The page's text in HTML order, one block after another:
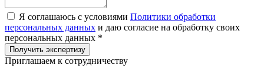
Я соглашаюсь с условиями Политики обработки
персональных данных и даю согласие на обработку своих
персональных данных *
Приглашаем к сотрудничеству